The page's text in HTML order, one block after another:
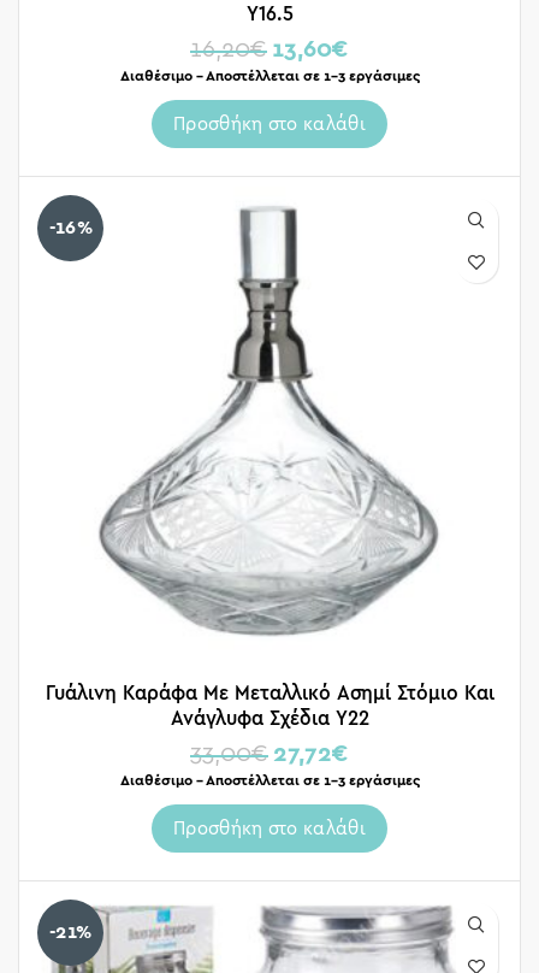
Υ16.5
16,20€ 13,60€
Διαθέσιμο – Αποστέλλεται σε 1-3 εργάσιμες
Προσθήκη στο καλάθι
-16%
Γυάλινη Καράφα Με Μεταλλικό Ασημί Στόμιο Και
Ανάγλυφα Σχέδια Υ22
33,00€ 27,72€
Διαθέσιμο – Αποστέλλεται σε 1-3 εργάσιμες
Προσθήκη στο καλάθι
-21%